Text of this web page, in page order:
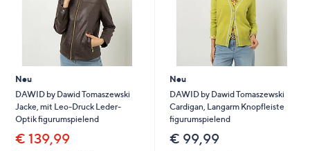
Neu
DAWID by Dawid Tomaszewski
Jacke, mit Leo-Druck Leder-
Optik figurumspielend
€ 139,99
Neu
DAWID by Dawid Tomaszewski
Cardigan, Langarm Knopfleiste
figurumspielend
€ 99,99